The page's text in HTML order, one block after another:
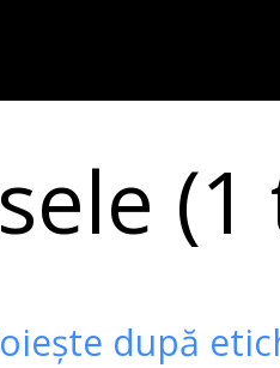
după